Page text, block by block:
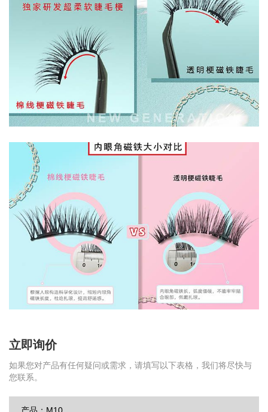
立即询价
如果您对产品有任何疑问或需求，请填写以下表格，我们将尽快与
您联系。